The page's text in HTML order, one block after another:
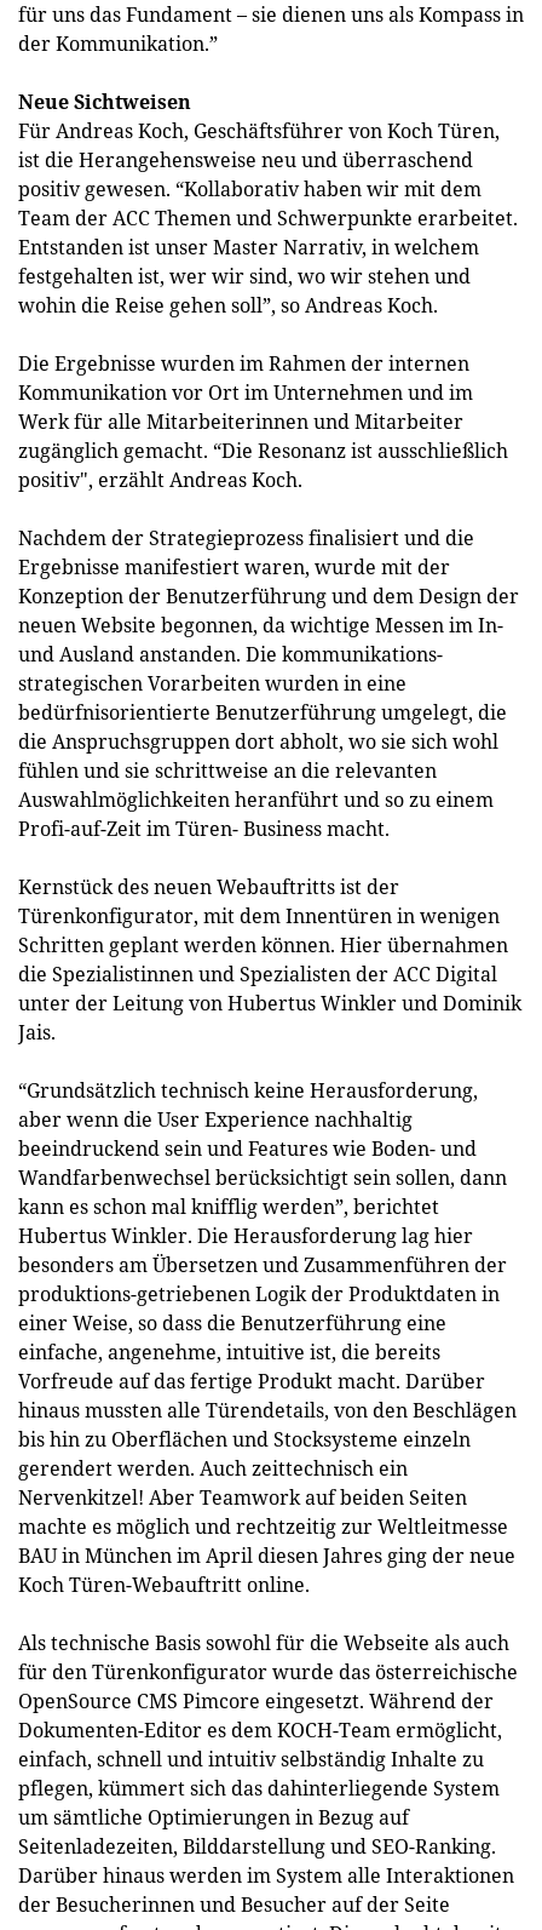
für uns das Fundament – sie dienen uns als Kompass in
der Kommunikation.”
Neue Sichtweisen
Für Andreas Koch, Geschäftsführer von Koch Türen,
ist die Herangehensweise neu und überraschend
positiv gewesen. “Kollaborativ haben wir mit dem
Team der ACC Themen und Schwerpunkte erarbeitet.
Entstanden ist unser Master Narrativ, in welchem
festgehalten ist, wer wir sind, wo wir stehen und
wohin die Reise gehen soll”, so Andreas Koch.
Die Ergebnisse wurden im Rahmen der internen
Kommunikation vor Ort im Unternehmen und im
Werk für alle Mitarbeiterinnen und Mitarbeiter
zugänglich gemacht. “Die Resonanz ist ausschließlich
positiv", erzählt Andreas Koch.
Nachdem der Strategieprozess finalisiert und die
Ergebnisse manifestiert waren, wurde mit der
Konzeption der Benutzerführung und dem Design der
neuen Website begonnen, da wichtige Messen im In-
und Ausland anstanden. Die kommunikations-
strategischen Vorarbeiten wurden in eine
bedürfnisorientierte Benutzerführung umgelegt, die
die Anspruchsgruppen dort abholt, wo sie sich wohl
fühlen und sie schrittweise an die relevanten
Auswahlmöglichkeiten heranführt und so zu einem
Profi-auf-Zeit im Türen- Business macht.
Kernstück des neuen Webauftritts ist der
Türenkonfigurator, mit dem Innentüren in wenigen
Schritten geplant werden können. Hier übernahmen
die Spezialistinnen und Spezialisten der ACC Digital
unter der Leitung von Hubertus Winkler und Dominik
Jais.
“Grundsätzlich technisch keine Herausforderung,
aber wenn die User Experience nachhaltig
beeindruckend sein und Features wie Boden- und
Wandfarbenwechsel berücksichtigt sein sollen, dann
kann es schon mal knifflig werden”, berichtet
Hubertus Winkler. Die Herausforderung lag hier
besonders am Übersetzen und Zusammenführen der
produktions-getriebenen Logik der Produktdaten in
einer Weise, so dass die Benutzerführung eine
einfache, angenehme, intuitive ist, die bereits
Vorfreude auf das fertige Produkt macht. Darüber
hinaus mussten alle Türendetails, von den Beschlägen
bis hin zu Oberflächen und Stocksysteme einzeln
gerendert werden. Auch zeittechnisch ein
Nervenkitzel! Aber Teamwork auf beiden Seiten
machte es möglich und rechtzeitig zur Weltleitmesse
BAU in München im April diesen Jahres ging der neue
Koch Türen-Webauftritt online.
Als technische Basis sowohl für die Webseite als auch
für den Türenkonfigurator wurde das österreichische
OpenSource CMS Pimcore eingesetzt. Während der
Dokumenten-Editor es dem KOCH-Team ermöglicht,
einfach, schnell und intuitiv selbständig Inhalte zu
pflegen, kümmert sich das dahinterliegende System
um sämtliche Optimierungen in Bezug auf
Seitenladezeiten, Bilddarstellung und SEO-Ranking.
Darüber hinaus werden im System alle Interaktionen
der Besucherinnen und Besucher auf der Seite